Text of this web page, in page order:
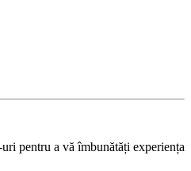
pentru a vă îmbunătăți experiența